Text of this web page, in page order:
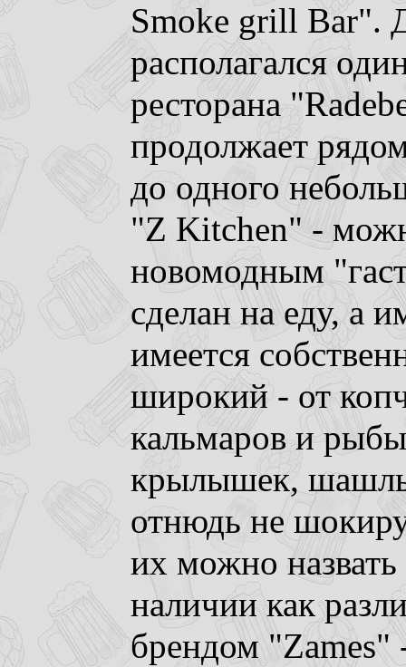
Smoke grill Bar".
располагался
ресторана
продолжает
до одного
"Z Kitchen" -
новомодным
сделан на еду, а
имеется
широкий - от
кальмаров и
крылышек,
отнюдь не
их можно
наличии как
брендом